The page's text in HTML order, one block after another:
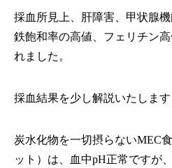
採血所見上、肝障害、甲状腺機
鉄飽和率の高値、フェリチン
れました。
採血結果を少し解説いたします
炭水化物を一切摂らないMEC
ット）は、血中pH正常ですが